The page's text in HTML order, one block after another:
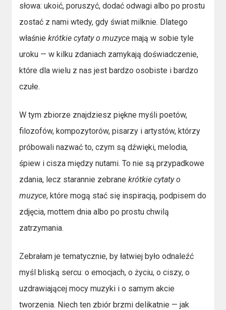
słowa: ukoić, poruszyć, dodać odwagi albo po prostu
zostać z nami wtedy, gdy świat milknie. Dlatego
właśniekrótkie cytaty o muzyce mają w sobie tyle
uroku — w kilku zdaniach zamykają doświadczenie,
które dla wielu z nas jest bardzo osobiste i bardzo
czułe.
W tym zbiorze znajdziesz piękne myśli poetów,
filozofów, kompozytorów, pisarzy i artystów, którzy
próbowali nazwać to, czym są dźwięki, melodia,
śpiew i cisza między nutami. To nie są przypadkowe
zdania, lecz starannie zebranekrótkie cytaty o
muzyce, które mogą stać się inspiracją, podpisem do
zdjęcia, mottem dnia albo po prostu chwilą
zatrzymania.
Zebrałam je tematycznie, by łatwiej było odnaleźć
myśl bliską sercu: o emocjach, o życiu, o ciszy, o
uzdrawiającej mocy muzyki i o samym akcie
tworzenia. Niech ten zbiór brzmi delikatnie — jak